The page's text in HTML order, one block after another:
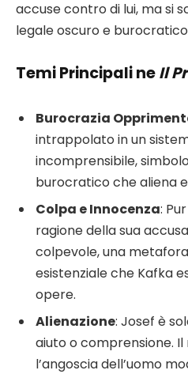
accuse contro di lui, ma si
legale oscuro e
Temi Principali neIl
Burocrazia
intrappolato in un
incomprensibile,
burocratico che aliena e
Colpa e Innocenza:
ragione della sua
colpevole, una
esistenziale che Kafka
opere.
Alienazione: Josef è
aiuto o comprensione.
l’angoscia dell’uomo